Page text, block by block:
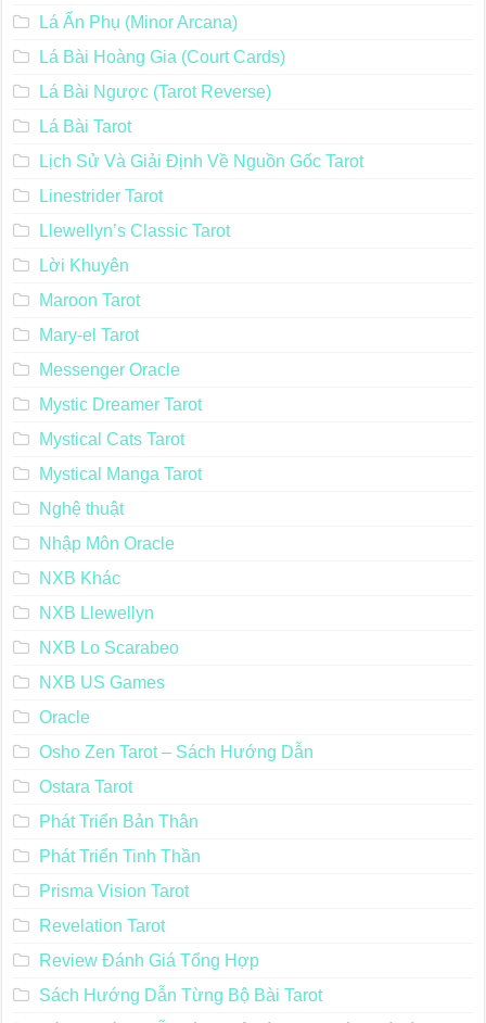
Lá Ẩn Phụ (Minor Arcana)
Lá Bài Hoàng Gia (Court Cards)
Lá Bài Ngược (Tarot Reverse)
Lá Bài Tarot
Lịch Sử Và Giải Định Về Nguồn Gốc Tarot
Linestrider Tarot
Llewellyn’s Classic Tarot
Lời Khuyên
Maroon Tarot
Mary-el Tarot
Messenger Oracle
Mystic Dreamer Tarot
Mystical Cats Tarot
Mystical Manga Tarot
Nghệ thuật
Nhập Môn Oracle
NXB Khác
NXB Llewellyn
NXB Lo Scarabeo
NXB US Games
Oracle
Osho Zen Tarot – Sách Hướng Dẫn
Ostara Tarot
Phát Triển Bản Thân
Phát Triển Tinh Thần
Prisma Vision Tarot
Revelation Tarot
Review Đánh Giá Tổng Hợp
Sách Hướng Dẫn Từng Bộ Bài Tarot